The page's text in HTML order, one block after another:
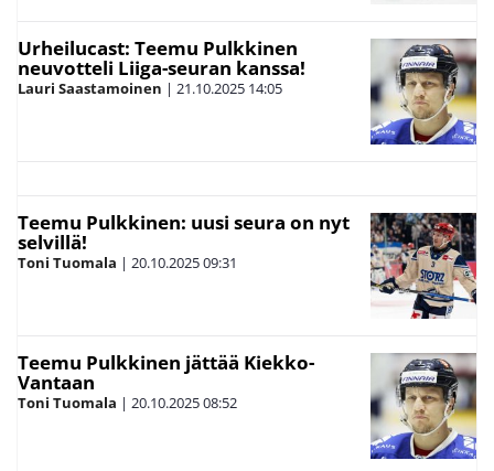
Urheilucast: Teemu Pulkkinen
neuvotteli Liiga-seuran kanssa!
Lauri Saastamoinen | 21.10.2025 14:05
Teemu Pulkkinen: uusi seura on nyt
selvillä!
Toni Tuomala | 20.10.202509:31
Teemu Pulkkinen jättää Kiekko-
Vantaan
Toni Tuomala | 20.10.202508:52